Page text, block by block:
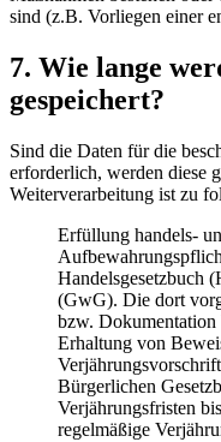
sind (z.B. Vorliegen einer
7. Wie lange
gespeichert?
Sind die Daten für die
erforderlich, werden diese
Weiterverarbeitung ist zu
Erfüllung handels-
Handelsgesetzbuch
(GwG). Die dort
bzw. Dokumentation
Erhaltung von
Bürgerlichen
Verjährungsfristen
regelmäßige